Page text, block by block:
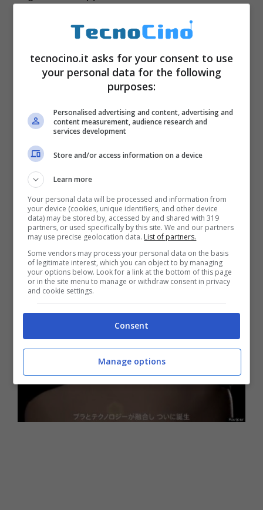
scale. Se tutti i dati giusti combaceranno con
le richieste, allora sarà il momento, il display
dello smartphone si colorerà di rosa et voilà il
gioco sarà fatto. Buon per lui che potrà
assistere allo spettacolo.
tecnocino.it asks for your consent to use
your personal data for the following
purposes:
Personalised advertising and content, advertising and
content measurement, audience research and
services development
Store and/or access information on a device
Learn more
Your personal data will be processed and information from
your device (cookies, unique identifiers, and other device
data) may be stored by, accessed by and shared with 319
partners, or used specifically by this site. We and our partners
may use precise geolocation data. List of partners.
Some vendors may process your personal data on the basis
of legitimate interest, which you can object to by managing
your options below. Look for a link at the bottom of this page
or in the site menu to manage or withdraw consent in privacy
and cookie settings.
Consent
Manage options